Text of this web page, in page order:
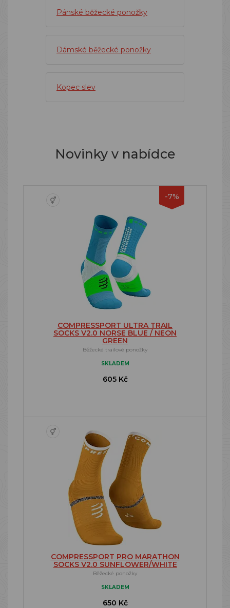
Pánské běžecké ponožky
Dámské běžecké ponožky
Kopec slev
Novinky v nabídce
-7%
COMPRESSPORT ULTRA TRAIL
SOCKS V2.0 NORSE BLUE / NEON
GREEN
Běžecké trailové ponožky
SKLADEM
605 Kč
COMPRESSPORT PRO MARATHON
SOCKS V2.0 SUNFLOWER/WHITE
Běžecké ponožky
SKLADEM
650 Kč